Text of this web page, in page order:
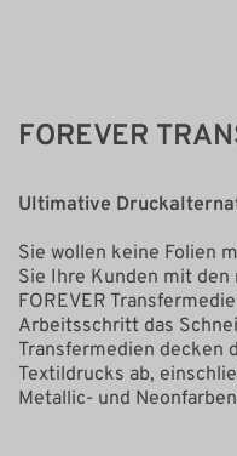
FOREVER
Ultimative
Sie wollen keine Folien
Sie Ihre Kunden mit
FOREVER
Arbeitsschritt das
Transfermedien decken
Textildrucks ab,
Metallic- und